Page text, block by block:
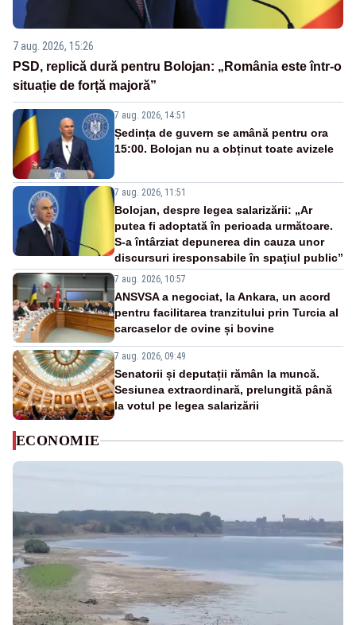
7 aug. 2026, 15:26
PSD, replică dură pentru Bolojan: „România este într-o
situație de forță majoră”
7 aug. 2026, 14:51
Ședința de guvern se amână pentru ora
15:00. Bolojan nu a obținut toate avizele
7 aug. 2026, 11:51
Bolojan, despre legea salarizării: „Ar
putea fi adoptată în perioada următoare.
S-a întârziat depunerea din cauza unor
discursuri iresponsabile în spaţiul public”
7 aug. 2026, 10:57
ANSVSA a negociat, la Ankara, un acord
pentru facilitarea tranzitului prin Turcia al
carcaselor de ovine și bovine
7 aug. 2026, 09:49
Senatorii și deputații rămân la muncă.
Sesiunea extraordinară, prelungită până
la votul pe legea salarizării
ECONOMIE